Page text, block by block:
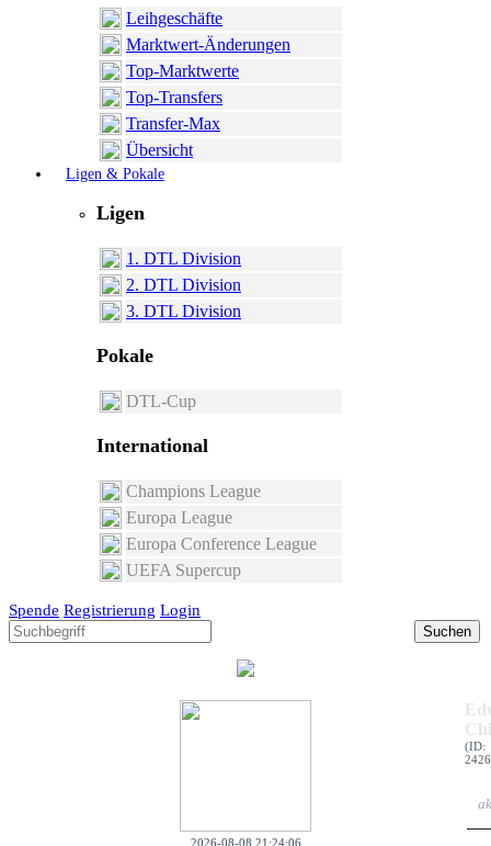
Leihgeschäfte
Marktwert-Änderungen
Top-Marktwerte
Top-Transfers
Transfer-Max
Übersicht
Ligen & Pokale
Ligen
1. DTL Division
2. DTL Division
3. DTL Division
Pokale
DTL-Cup
International
Champions League
Europa League
Europa Conference League
UEFA Supercup
Spende Registrierung Login
Suchen
2026-08-08 21:24:06
(ID: